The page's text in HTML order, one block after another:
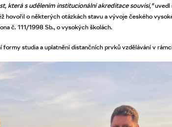
která s udělením institucionální akreditace souvisí,"uvedl
hovořil o některých otázkách stavu a vývoje českého
č. 111/1998 Sb., o vysokých školách.
studia a uplatnění distančních prvků vzdělávání v